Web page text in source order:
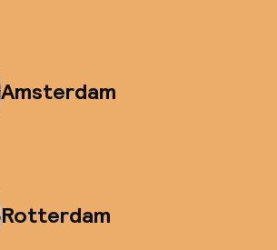
Amsterdam
Rotterdam